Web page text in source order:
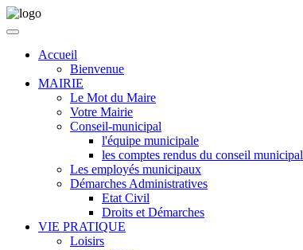
Accueil
Bienvenue
MAIRIE
Le Mot du Maire
Votre Mairie
Conseil-municipal
l'équipe municipale
les comptes rendus du conseil municipal
Les employés municipaux
Démarches Administratives
Etat Civil
Droits et Démarches
VIE PRATIQUE
Loisirs